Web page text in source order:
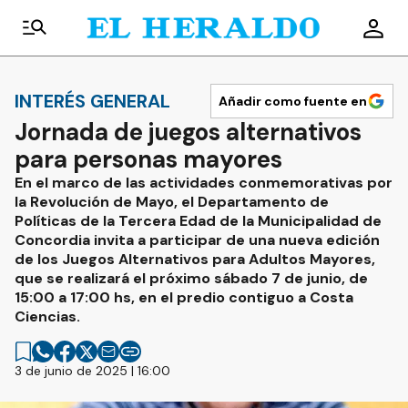
INTERÉS GENERAL Añadir como fuente en
Jornada de juegos alternativos
para personas mayores
En el marco de las actividades conmemorativas por
la Revolución de Mayo, el Departamento de
Políticas de la Tercera Edad de la Municipalidad de
Concordia invita a participar de una nueva edición
de los Juegos Alternativos para Adultos Mayores,
que se realizará el próximo sábado 7 de junio, de
15:00 a 17:00 hs, en el predio contiguo a Costa
Ciencias.
3 de junio de 2025 | 16:00